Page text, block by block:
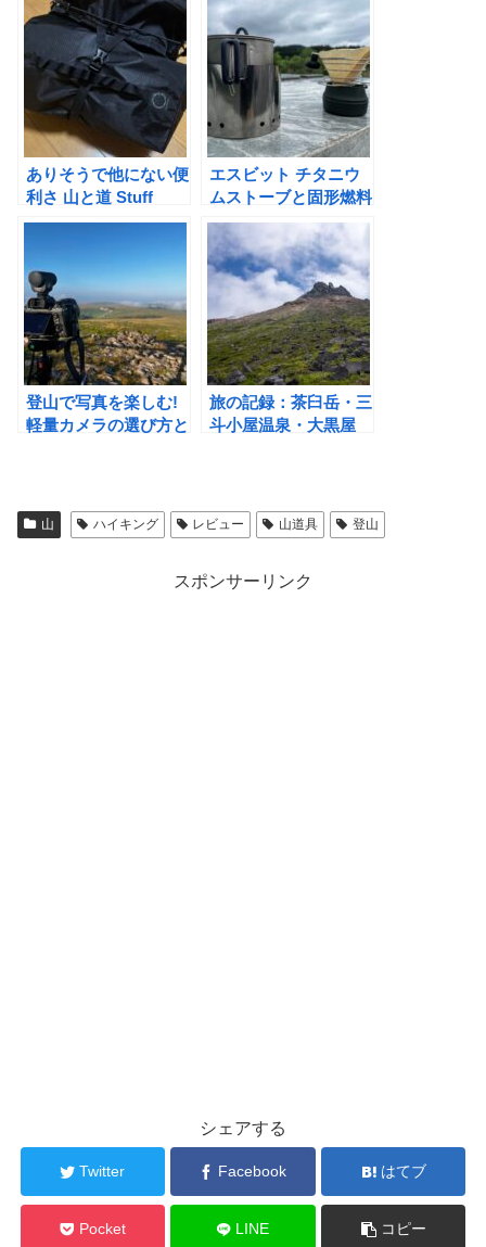
ありそうで他にない便
利さ 山と道 Stuff
Pack XL
エスビット チタニウ
ムストーブと固形燃料
でつくるULストーブ
セット
登山で写真を楽しむ!
軽量カメラの選び方と
旅の記録：茶臼岳・三
斗小屋温泉・大黒屋
山 ハイキング レビュー 山道具 登山
スポンサーリンク
シェアする
Twitter Facebook はてブ
Pocket LINE コピー